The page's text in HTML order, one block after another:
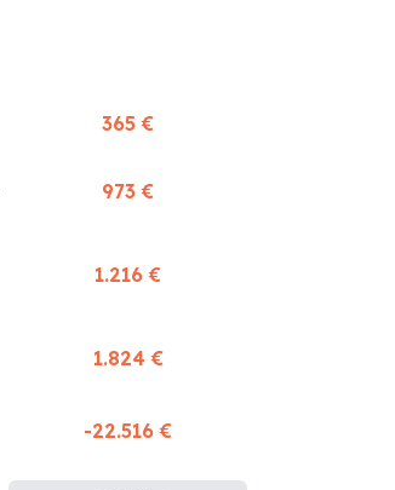
365 €
973 €
1.216 €
1.824 €
-22.516 €